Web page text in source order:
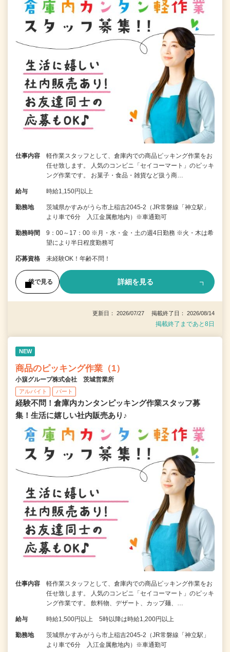
仕事内容
軽作業スタッフとして、倉庫内での商品ピッキング作業をお
任せ致します。 人気のコンビニ「セイコーマート」のピッキ
ング作業です。 お菓子・食品・雑貨など扱う商…
給与 時給1,150円以上
勤務地
茨城県かすみがうら市上稲吉2045-2（JR常磐線「神立駅」
より車で6分 入江金属敷地内）※車通勤可
勤務時間
9：00～17：00 ※月・水・金・土の週4日勤務 ※火・木は希
望により半日程度勤務可
応募資格 未経験OK！年齢不問！
後で見る 詳細を見る
更新日： 2026/07/27 掲載終了日： 2026/08/14
掲載終了まであと8日
NEW
商品のピッキング作業（1）
小簱グループ株式会社 茨城営業所
アルバイト パート
経験不問！倉庫内カンタンピッキング作業スタッフ募
集！生活に嬉しい社内販売あり♪
仕事内容
軽作業スタッフとして、倉庫内での商品ピッキング作業をお
任せ致します。 人気のコンビニ「セイコーマート」のピッキ
ング作業です。 飲料物、デザート、カップ麺、…
給与 時給1,500円以上 5時以降は時給1,200円以上
勤務地
茨城県かすみがうら市上稲吉2045-2（JR常磐線「神立駅」
より車で6分 入江金属敷地内）※車通勤可